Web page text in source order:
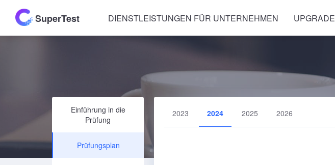
SuperTest DIENSTLEISTUNGEN FÜR UNTERNEHMEN UPGRADE
Einführung in die
Prüfung
Prüfungsplan
2023 2024 2025 2026